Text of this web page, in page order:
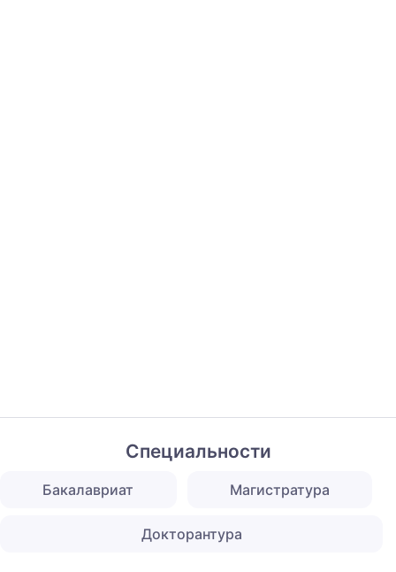
Специальности
Бакалавриат Магистратура
Докторантура